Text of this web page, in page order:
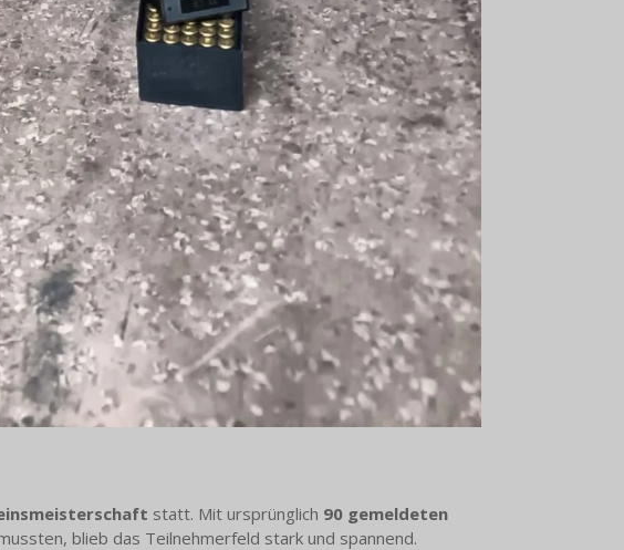
statt. Mit ursprünglich 90 gemeldeten
blieb das Teilnehmerfeld stark und spannend.